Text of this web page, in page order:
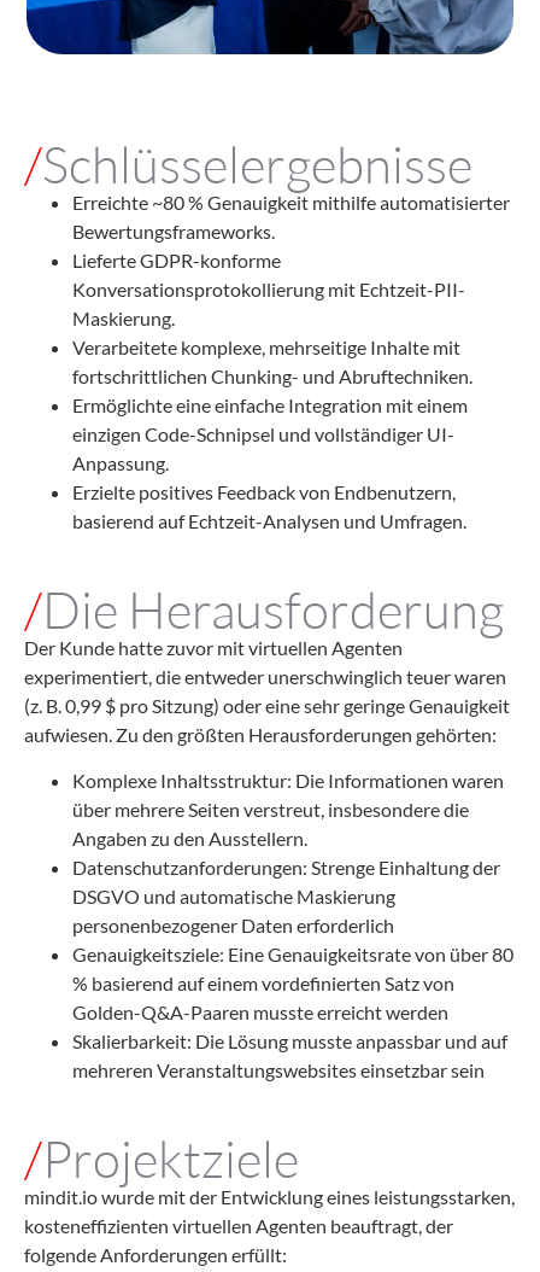
/Schlüsselergebnisse
Erreichte ~80 % Genauigkeit mithilfe automatisierter
Bewertungsframeworks.
Lieferte GDPR-konforme
Konversationsprotokollierung mit Echtzeit-PII-
Maskierung.
Verarbeitete komplexe, mehrseitige Inhalte mit
fortschrittlichen Chunking- und Abruftechniken.
Ermöglichte eine einfache Integration mit einem
einzigen Code-Schnipsel und vollständiger UI-
Anpassung.
Erzielte positives Feedback von Endbenutzern,
basierend auf Echtzeit-Analysen und Umfragen.
/Die Herausforderung
Der Kunde hatte zuvor mit virtuellen Agenten
experimentiert, die entweder unerschwinglich teuer waren
(z. B. 0,99 $ pro Sitzung) oder eine sehr geringe Genauigkeit
aufwiesen. Zu den größten Herausforderungen gehörten:
Komplexe Inhaltsstruktur: Die Informationen waren
über mehrere Seiten verstreut, insbesondere die
Angaben zu den Ausstellern.
Datenschutzanforderungen: Strenge Einhaltung der
DSGVO und automatische Maskierung
personenbezogener Daten erforderlich
Genauigkeitsziele: Eine Genauigkeitsrate von über 80
% basierend auf einem vordefinierten Satz von
Golden-Q&A-Paaren musste erreicht werden
Skalierbarkeit: Die Lösung musste anpassbar und auf
mehreren Veranstaltungswebsites einsetzbar sein
/Projektziele
mindit.io wurde mit der Entwicklung eines leistungsstarken,
kosteneffizienten virtuellen Agenten beauftragt, der
folgende Anforderungen erfüllt: